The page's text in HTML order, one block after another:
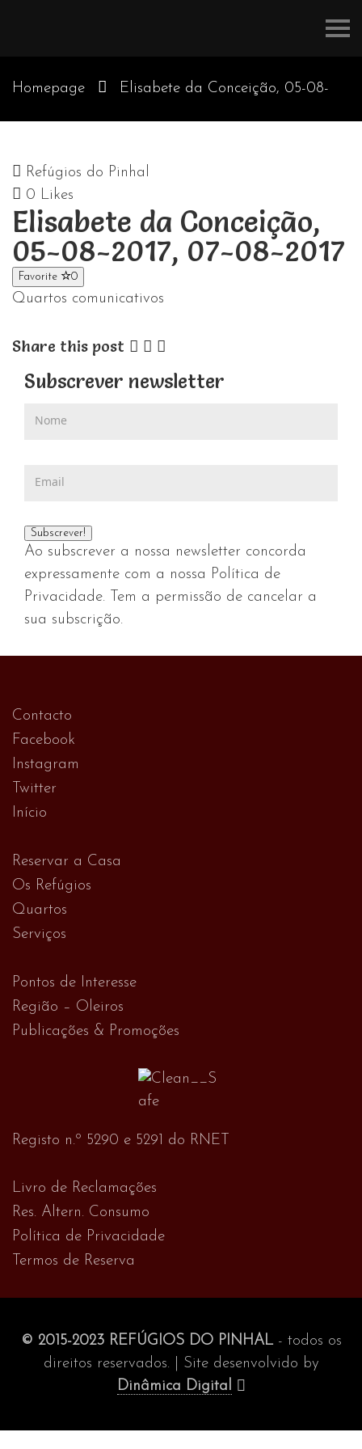
Homepage Elisabete da Conceição, 05-08-
Refúgios do Pinhal
0 Likes
Elisabete da Conceição,
05-08-2017, 07-08-2017
Favorite 0
Quartos comunicativos
Share this post
Subscrever newsletter
Ao subscrever a nossa newsletter concorda
expressamente com a nossa Política de
Privacidade. Tem a permissão de cancelar a
sua subscrição.
Contacto
Facebook
Instagram
Twitter
Início
Reservar a Casa
Os Refúgios
Quartos
Serviços
Pontos de Interesse
Região – Oleiros
Publicações & Promoções
Registo n.º 5290 e 5291 do RNET
Livro de Reclamações
Res. Altern. Consumo
Política de Privacidade
Termos de Reserva
© 2015-2023 REFÚGIOS DO PINHAL- todos os
direitos reservados. | Site desenvolvido by
Dinâmica Digital